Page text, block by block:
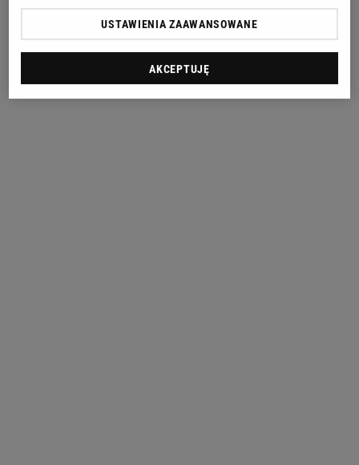
właściwie dobrać słowa. Właśnie dotarła do nas
informacja o śmierci Patryka. Do zobaczenia po
drugiej stronie..." - czytamy we wpisie na Facebooku.
Zawodnik miał żonę oraz dwoje dzieci.
USTAWIENIA ZAAWANSOWANE
AKCEPTUJĘ